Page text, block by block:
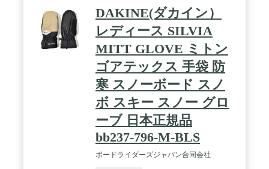
候条件でも、手を暖かく快適に保ちます。 / 【滑り
止めPU＆人体工学設計】人間工学に基づき、研究・
設計された立体カーブ。最も力を抜いた自然な状態
の指に合わせ、湾曲した形状に設計。グリップする
際の握力の消耗を軽減しています。掌のところで滑
り止めPUで採用して、しっかり握れて滑りにくく、
作業やバイク場合でもおススメです。 / 【意匠デザ
イン＆180日保証】手首で調整ナイロンテープを固
定する事で、運動時の激しい動きにも対応できま
す。裾部分のドローコレットでサイズを調整可能な
ので、しっかりとウエアにフィットさせて雪の侵入
も防ぐ！グローブをひとまとめにして纷失を防止す
る連接バックルが付きます。
DAKINE(ダカイン）
レディース SILVIA
MITT GLOVE ミトン
ゴアテックス 手袋 防
寒 スノーボード スノ
ボ スキー スノー グロ
ーブ 日本正規品
bb237-796-M-BLS
ボードライダーズジャパン合同会社